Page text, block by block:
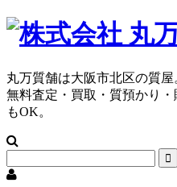
丸万質舗は大阪市北区の質屋
無料査定・買取・質預かり
もOK。